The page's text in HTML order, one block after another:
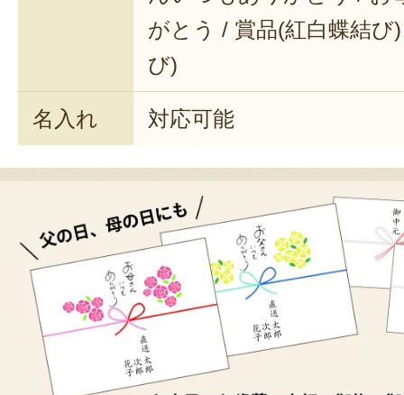
がとう / 賞品(紅白蝶結び
び)
名入れ 対応可能